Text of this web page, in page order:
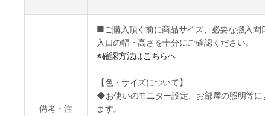
備考・注
■ご購入頂く前に商品サイズ、必要な搬入
入口の幅・高さを十分にご確認ください。
※確認方法はこちらへ
【色・サイズについて】
◆お使いのモニター設定、お部屋の照明等
ます。